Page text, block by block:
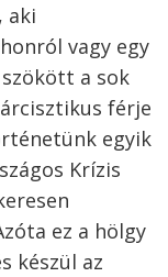
aki
vagy egy
a sok
férje
egyik
Krízis
ez a hölgy
készül az